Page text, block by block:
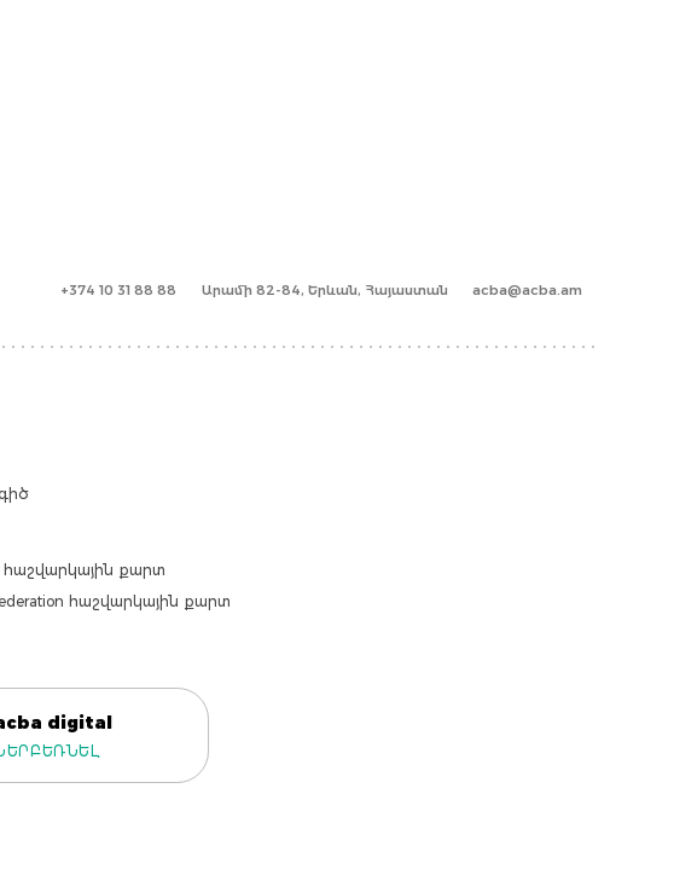
+374 10 31 88 88 Արամի 82-84, Երևան, Հայաստան acba@acba.am
հաշվարկային քարտ
հաշվարկային քարտ
digital